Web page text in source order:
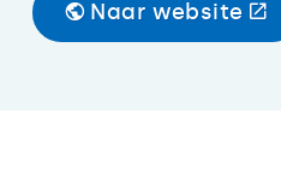
Naar website